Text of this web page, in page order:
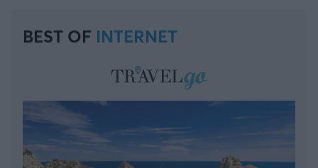
BEST OF INTERNET